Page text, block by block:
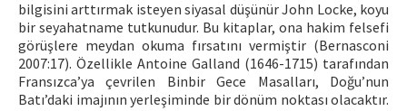
bilgisini arttırmak isteyen siyasal düşünür John Locke, koyu
bir seyahatname tutkunudur. Bu kitaplar, ona hakim felsefi
görüşlere meydan okuma fırsatını vermiştir (Bernasconi
2007:17). Özellikle Antoine Galland (1646-1715) tarafından
Fransızca’ya çevrilen Binbir Gece Masalları, Doğu’nun
Batı’daki imajının yerleşiminde bir dönüm noktası olacaktır.